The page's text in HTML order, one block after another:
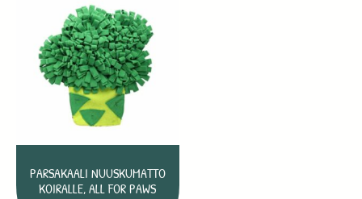
PARSAKAALI NUUSKUMATTO
KOIRALLE, ALL FOR PAWS